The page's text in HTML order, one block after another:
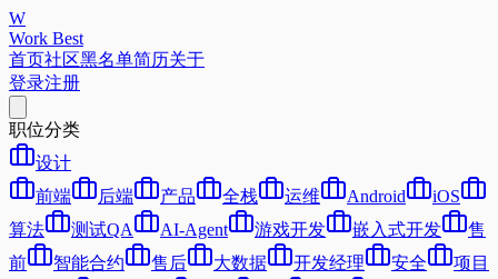
W
Work Best
首页社区黑名单简历关于
登录注册
职位分类
设计
前端
后端 产品 全栈 运维 Android
iOS
算法
测试QA AI-Agent 游戏开发 嵌入式开发
售
前
智能合约 售后 大数据 开发经理 安全
项目